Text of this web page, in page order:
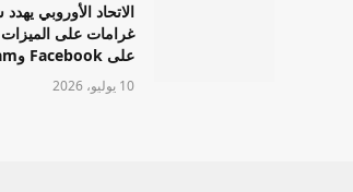
غرامات على الميزات
على Facebook وInstagram
10 يوليو، 2026